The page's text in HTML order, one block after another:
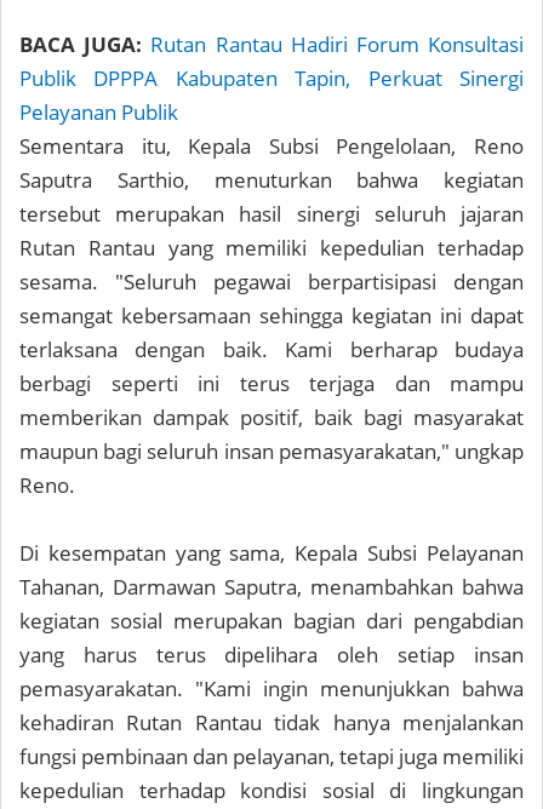
BACA JUGA: Rutan Rantau Hadiri Forum Konsultasi
Publik DPPPA Kabupaten Tapin, Perkuat Sinergi
Pelayanan Publik
Sementara itu, Kepala Subsi Pengelolaan, Reno
Saputra Sarthio, menuturkan bahwa kegiatan
tersebut merupakan hasil sinergi seluruh jajaran
Rutan Rantau yang memiliki kepedulian terhadap
sesama. "Seluruh pegawai berpartisipasi dengan
semangat kebersamaan sehingga kegiatan ini dapat
terlaksana dengan baik. Kami berharap budaya
berbagi seperti ini terus terjaga dan mampu
memberikan dampak positif, baik bagi masyarakat
maupun bagi seluruh insan pemasyarakatan," ungkap
Reno.
Di kesempatan yang sama, Kepala Subsi Pelayanan
Tahanan, Darmawan Saputra, menambahkan bahwa
kegiatan sosial merupakan bagian dari pengabdian
yang harus terus dipelihara oleh setiap insan
pemasyarakatan. "Kami ingin menunjukkan bahwa
kehadiran Rutan Rantau tidak hanya menjalankan
fungsi pembinaan dan pelayanan, tetapi juga memiliki
kepedulian terhadap kondisi sosial di lingkungan